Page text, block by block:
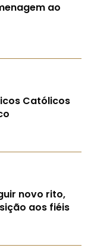
ao
Católicos
novo rito,
aos fiéis